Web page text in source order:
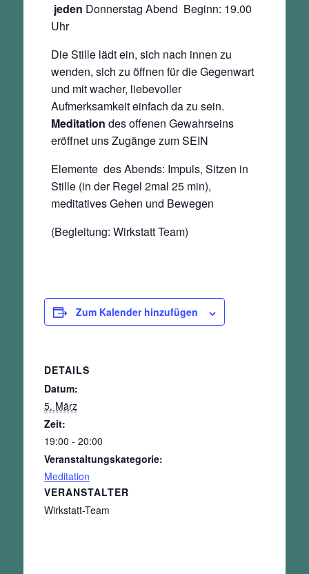
jeden Donnerstag Abend Beginn: 19.00
Uhr
Die Stille lädt ein, sich nach innen zu
wenden, sich zu öffnen für die Gegenwart
und mit wacher, liebevoller
Aufmerksamkeit einfach da zu sein.
Meditation des offenen Gewahrseins
eröffnet uns Zugänge zum SEIN
Elemente des Abends: Impuls, Sitzen in
Stille (in der Regel 2mal 25 min),
meditatives Gehen und Bewegen
(Begleitung: Wirkstatt Team)
Zum Kalender hinzufügen
DETAILS
Datum:
5. März
Zeit:
19:00 - 20:00
Veranstaltungskategorie:
Meditation
VERANSTALTER
Wirkstatt-Team